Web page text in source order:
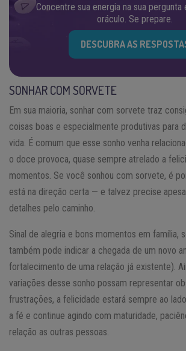
Concentre sua energia na sua pergunta
oráculo. Se prepare.
DESCUBRA AS
SONHAR COM SORVETE
Em sua maioria, sonhar com sorvete traz
coisas boas e especialmente produtivas para
vida. É comum que esse sonho venha
o doce provoca, quase sempre atrelado a
momentos. Se você sonhou com sorvete, é
está na direção certa — e talvez precise
detalhes pelo caminho.
Sinal de alegria e bons momentos em família,
também pode indicar a chegada de um novo
fortalecimento de uma relação já existente).
variações desse sonho possam representar
frustrações, a felicidade estará sempre ao
a fé e continue agindo com maturidade,
relação as outras pessoas.